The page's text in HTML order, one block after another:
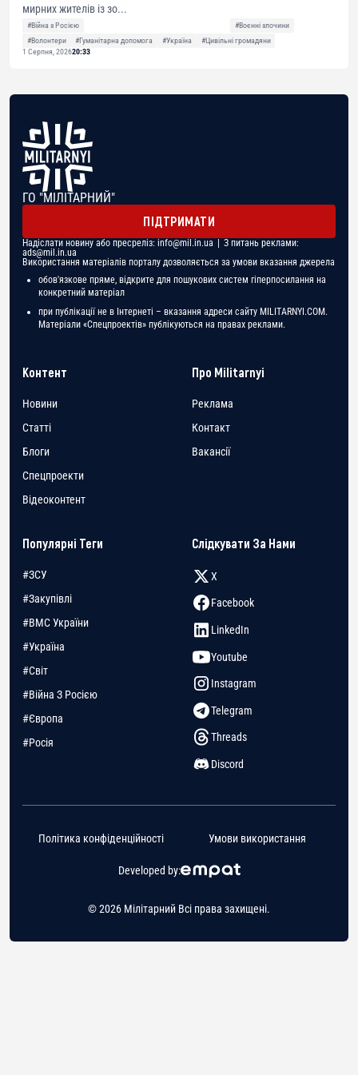
мирних жителів із зо...
#Війна з Росією
#Воєнні злочини
#Волонтери
#Гуманітарна допомога #Україна
#Цивільні громадяни
1 Серпня, 202620:33
ГО "МІЛІТАРНИЙ"
ПІДТРИМАТИ
Надіслати новину або пресреліз: info@mil.in.ua | З питань реклами:
ads@mil.in.ua
Використання матеріалів порталу дозволяється за умови вказання джерела
обов'язкове пряме, відкрите для пошукових систем гіперпосилання на
конкретний матеріал
при публікації не в Інтернеті – вказання адреси сайту MILITARNYI.COM.
Матеріали «Спецпроектів» публікуються на правах реклами.
Контент
Новини
Статті
Блоги
Спецпроекти
Відеоконтент
Про Militarnyi
Реклама
Контакт
Вакансії
Популярні Теги
#ЗСУ
#Закупівлі
#ВМС України
#Україна
#Світ
#Війна З Росією
#Європа
#Росія
Слідкувати За Нами
X
Facebook
LinkedIn
Youtube
Instagram
Telegram
Threads
Discord
© 2026 Мілітарний Всі права захищені.
Developed by:
Політика конфіденційності Умови використання